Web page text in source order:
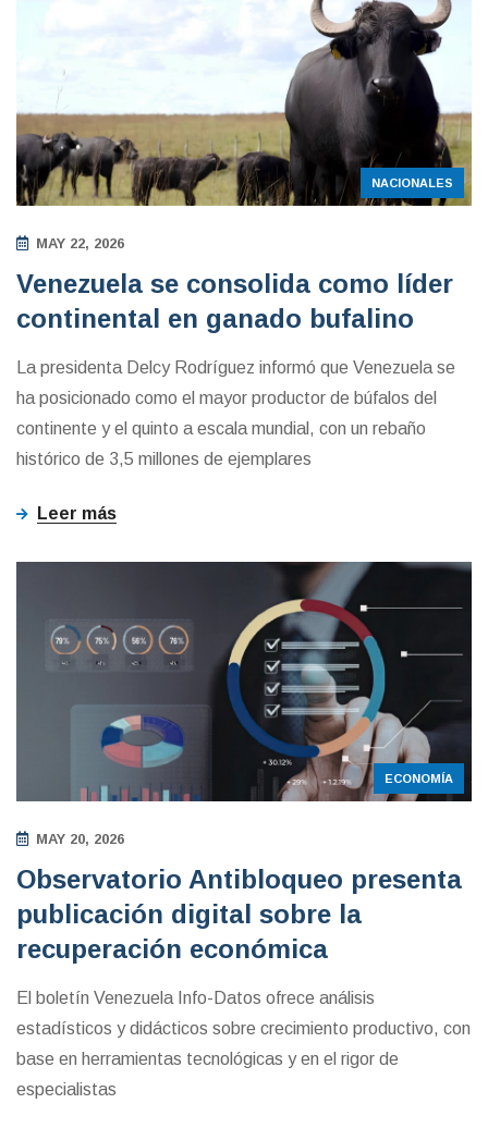
NACIONALES
MAY 22, 2026
Venezuela se consolida como líder
continental en ganado bufalino
La presidenta Delcy Rodríguez informó que Venezuela se
ha posicionado como el mayor productor de búfalos del
continente y el quinto a escala mundial, con un rebaño
histórico de 3,5 millones de ejemplares
Leer más
ECONOMÍA
MAY 20, 2026
Observatorio Antibloqueo presenta
publicación digital sobre la
recuperación económica
El boletín Venezuela Info-Datos ofrece análisis
estadísticos y didácticos sobre crecimiento productivo, con
base en herramientas tecnológicas y en el rigor de
especialistas